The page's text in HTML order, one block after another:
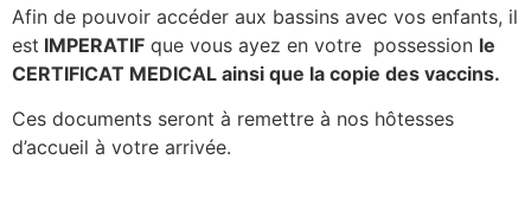
Afin de pouvoir accéder aux bassins avec vos enfants, il
est IMPERATIF que vous ayez en votre possession le
CERTIFICAT MEDICAL ainsi que la copie des vaccins.
Ces documents seront à remettre à nos hôtesses
d’accueil à votre arrivée.